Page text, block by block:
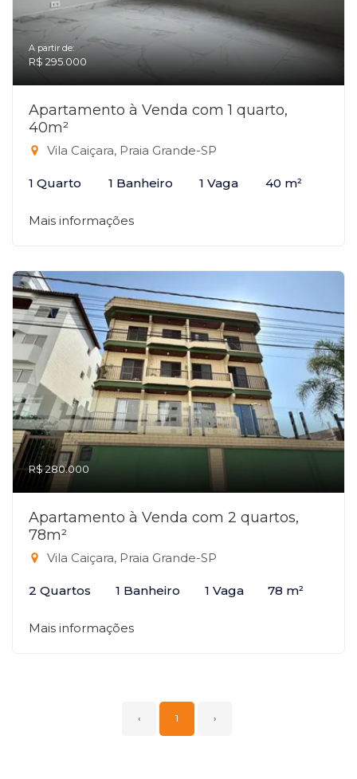
A partir de:
R$ 295.000
Apartamento à Venda com 1 quarto,
40m²
Vila Caiçara, Praia Grande-SP
1 Quarto 1 Banheiro 1 Vaga 40 m²
Mais informações
R$ 280.000
Apartamento à Venda com 2 quartos,
78m²
Vila Caiçara, Praia Grande-SP
2 Quartos 1 Banheiro 1 Vaga 78 m²
Mais informações
‹ 1 ›